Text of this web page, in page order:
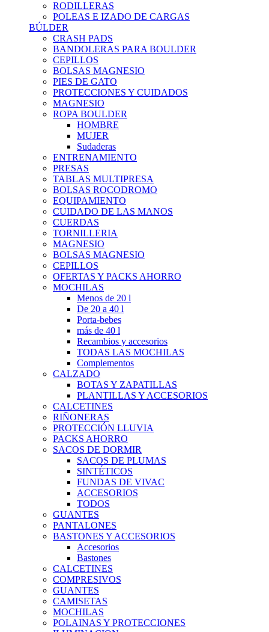
RODILLERAS
POLEAS E IZADO DE CARGAS
BÚLDER
CRASH PADS
BANDOLERAS PARA BOULDER
CEPILLOS
BOLSAS MAGNESIO
PIES DE GATO
PROTECCIONES Y CUIDADOS
MAGNESIO
ROPA BOULDER
HOMBRE
MUJER
Sudaderas
ENTRENAMIENTO
PRESAS
TABLAS MULTIPRESA
BOLSAS ROCODROMO
EQUIPAMIENTO
CUIDADO DE LAS MANOS
CUERDAS
TORNILLERIA
MAGNESIO
BOLSAS MAGNESIO
CEPILLOS
OFERTAS Y PACKS AHORRO
MOCHILAS
Menos de 20 l
De 20 a 40 l
Porta-bebes
más de 40 l
Recambios y accesorios
TODAS LAS MOCHILAS
Complementos
CALZADO
BOTAS Y ZAPATILLAS
PLANTILLAS Y ACCESORIOS
CALCETINES
RIÑONERAS
PROTECCIÓN LLUVIA
PACKS AHORRO
SACOS DE DORMIR
SACOS DE PLUMAS
SINTÉTICOS
FUNDAS DE VIVAC
ACCESORIOS
TODOS
GUANTES
PANTALONES
BASTONES Y ACCESORIOS
Accesorios
Bastones
CALCETINES
COMPRESIVOS
GUANTES
CAMISETAS
MOCHILAS
POLAINAS Y PROTECCIONES